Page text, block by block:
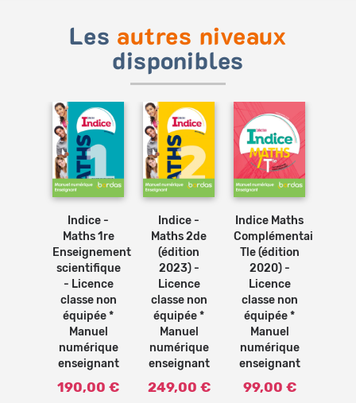
Les autres niveaux
disponibles
Indice -
Maths 1re
Enseignement
scientifique
- Licence
classe non
équipée *
Manuel
numérique
enseignant
190,00 €
Indice -
Maths 2de
(édition
2023) -
Licence
classe non
équipée *
Manuel
numérique
enseignant
249,00 €
Indice Maths
Complémentaires
Tle (édition
2020) -
Licence
classe non
équipée *
Manuel
numérique
enseignant
99,00 €